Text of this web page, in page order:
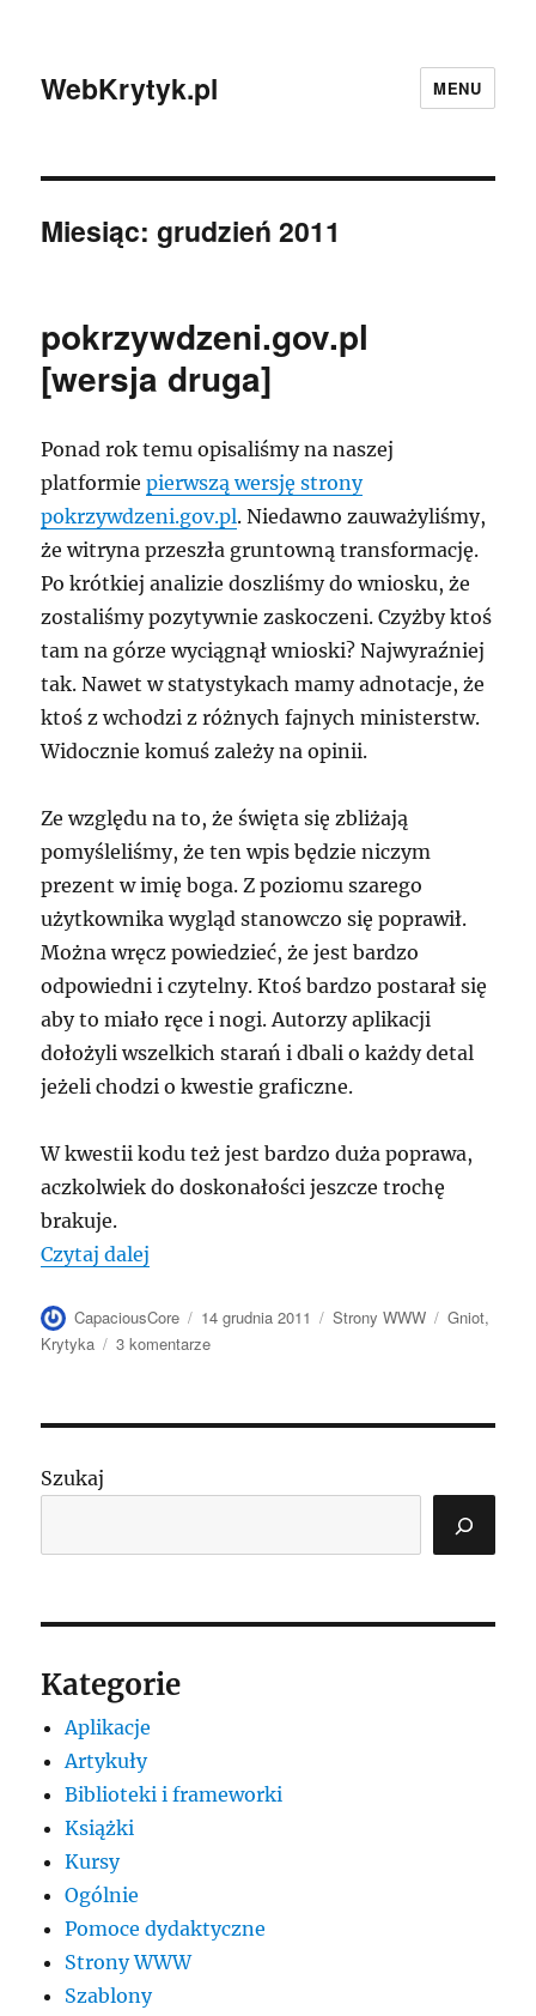
WebKrytyk.pl MENU
Miesiąc:grudzień 2011
pokrzywdzeni.gov.pl
[wersja druga]
Ponad rok temu opisaliśmy na naszej
platformiepierwszą wersję strony
pokrzywdzeni.gov.pl. Niedawno zauważyliśmy,
że witryna przeszła gruntowną transformację.
Po krótkiej analizie doszliśmy do wniosku, że
zostaliśmy pozytywnie zaskoczeni. Czyżby ktoś
tam na górze wyciągnął wnioski? Najwyraźniej
tak. Nawet w statystykach mamy adnotacje, że
ktoś z wchodzi z różnych fajnych ministerstw.
Widocznie komuś zależy na opinii.
Ze względu na to, że święta się zbliżają
pomyśleliśmy, że ten wpis będzie niczym
prezent w imię boga. Z poziomu szarego
użytkownika wygląd stanowczo się poprawił.
Można wręcz powiedzieć, że jest bardzo
odpowiedni i czytelny. Ktoś bardzo postarał się
aby to miało ręce i nogi. Autorzy aplikacji
dołożyli wszelkich starań i dbali o każdy detal
jeżeli chodzi o kwestie graficzne.
W kwestii kodu też jest bardzo duża poprawa,
aczkolwiek do doskonałości jeszcze trochę
brakuje.
Czytaj dalej
Autor
CapaciousCore
Data
publikacji
14 grudnia 2011 Kategorie
Strony WWW Tagi
Gniot,
Krytyka
3 komentarzedo
druga]
Szukaj
Kategorie
Aplikacje
Artykuły
Biblioteki i frameworki
Książki
Kursy
Ogólnie
Pomoce dydaktyczne
Strony WWW
Szablony